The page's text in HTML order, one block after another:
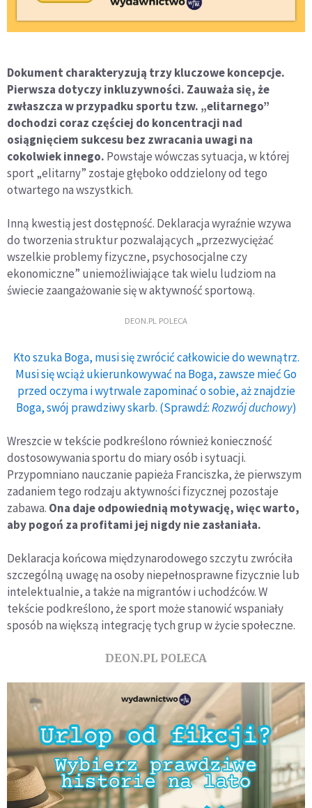
Dokument charakteryzują trzy kluczowe koncepcje.
Pierwsza dotyczy inkluzywności. Zauważa się, że
zwłaszcza w przypadku sportu tzw. „elitarnego”
dochodzi coraz częściej do koncentracji nad
osiągnięciem sukcesu bez zwracania uwagi na
cokolwiek innego. Powstaje wówczas sytuacja, w której
sport „elitarny” zostaje głęboko oddzielony od tego
otwartego na wszystkich.
Inną kwestią jest dostępność. Deklaracja wyraźnie wzywa
do tworzenia struktur pozwalających „przezwyciężać
wszelkie problemy fizyczne, psychosocjalne czy
ekonomiczne” uniemożliwiające tak wielu ludziom na
świecie zaangażowanie się w aktywność sportową.
DEON.PL POLECA
Kto szuka Boga, musi się zwrócić całkowicie do wewnątrz.
Musi się wciąż ukierunkowywać na Boga, zawsze mieć Go
przed oczyma i wytrwale zapominać o sobie, aż znajdzie
Boga, swój prawdziwy skarb. (Sprawdź:Rozwój duchowy)
Wreszcie w tekście podkreślono również konieczność
dostosowywania sportu do miary osób i sytuacji.
Przypomniano nauczanie papieża Franciszka, że pierwszym
zadaniem tego rodzaju aktywności fizycznej pozostaje
zabawa. Ona daje odpowiednią motywację, więc warto,
aby pogoń za profitami jej nigdy nie zasłaniała.
Deklaracja końcowa międzynarodowego szczytu zwróciła
szczególną uwagę na osoby niepełnosprawne fizycznie lub
intelektualnie, a także na migrantów i uchodźców. W
tekście podkreślono, że sport może stanowić wspaniały
sposób na większą integrację tych grup w życie społeczne.
DEON.PL POLECA